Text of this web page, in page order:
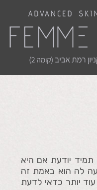
תמיד יודעת אם היא
לה הוא באמת זה
יותר כדאי לדעת